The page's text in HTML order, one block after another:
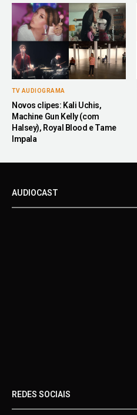
TV AUDIOGRAMA
Novos clipes: Kali Uchis,
Machine Gun Kelly (com
Halsey), Royal Blood e Tame
Impala
AUDIOCAST
REDES SOCIAIS